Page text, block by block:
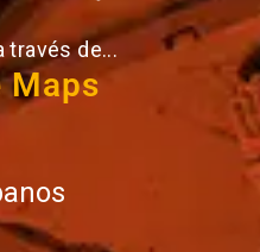
través de...
Maps